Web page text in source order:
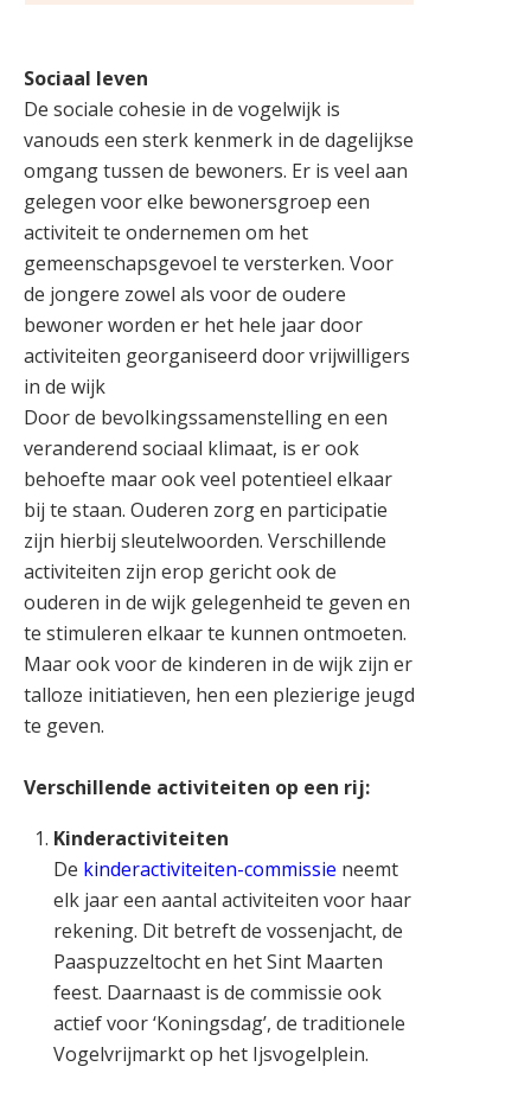
Sociaal leven
De sociale cohesie in de vogelwijk is
vanouds een sterk kenmerk in de dagelijkse
omgang tussen de bewoners. Er is veel aan
gelegen voor elke bewonersgroep een
activiteit te ondernemen om het
gemeenschapsgevoel te versterken. Voor
de jongere zowel als voor de oudere
bewoner worden er het hele jaar door
activiteiten georganiseerd door vrijwilligers
in de wijk
Door de bevolkingssamenstelling en een
veranderend sociaal klimaat, is er ook
behoefte maar ook veel potentieel elkaar
bij te staan. Ouderen zorg en participatie
zijn hierbij sleutelwoorden. Verschillende
activiteiten zijn erop gericht ook de
ouderen in de wijk gelegenheid te geven en
te stimuleren elkaar te kunnen ontmoeten.
Maar ook voor de kinderen in de wijk zijn er
talloze initiatieven, hen een plezierige jeugd
te geven.
Verschillende activiteiten op een rij:
Kinderactiviteiten
De kinderactiviteiten-commissie neemt
elk jaar een aantal activiteiten voor haar
rekening. Dit betreft de vossenjacht, de
Paaspuzzeltocht en het Sint Maarten
feest. Daarnaast is de commissie ook
actief voor ‘Koningsdag’, de traditionele
Vogelvrijmarkt op het Ijsvogelplein.